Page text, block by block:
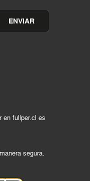
ENVIAR
en fullper.cl es
segura.